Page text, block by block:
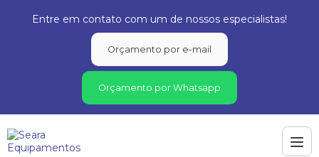
Entre em contato com um de nossos especialistas!
Orçamento por e-mail
Orçamento por Whatsapp